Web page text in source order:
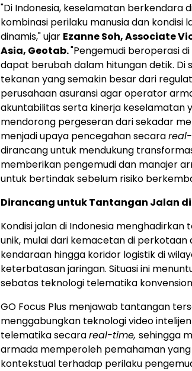
"Di Indonesia, keselamatan berkendara
kombinasi perilaku manusia dan kondisi
dinamis," ujar Ezanne Soh, Associate
Asia, Geotab."Pengemudi beroperasi
dapat berubah dalam hitungan detik. Di
tekanan yang semakin besar dari
perusahaan asuransi agar operator
akuntabilitas serta kinerja keselamatan
mendorong pergeseran dari sekadar
menjadi upaya pencegahan secara
dirancang untuk mendukung
memberikan pengemudi dan manajer
untuk bertindak sebelum risiko
Dirancang untuk Tantangan Jalan
Kondisi jalan di Indonesia
unik, mulai dari kemacetan di perkotaan
kendaraan hingga koridor logistik di
keterbatasan jaringan. Situasi ini
sebatas teknologi telematika
GO Focus Plus menjawab tantangan
menggabungkan teknologi video
telematika secarareal-time, sehingga
armada memperoleh pemahaman
kontekstual terhadap perilaku